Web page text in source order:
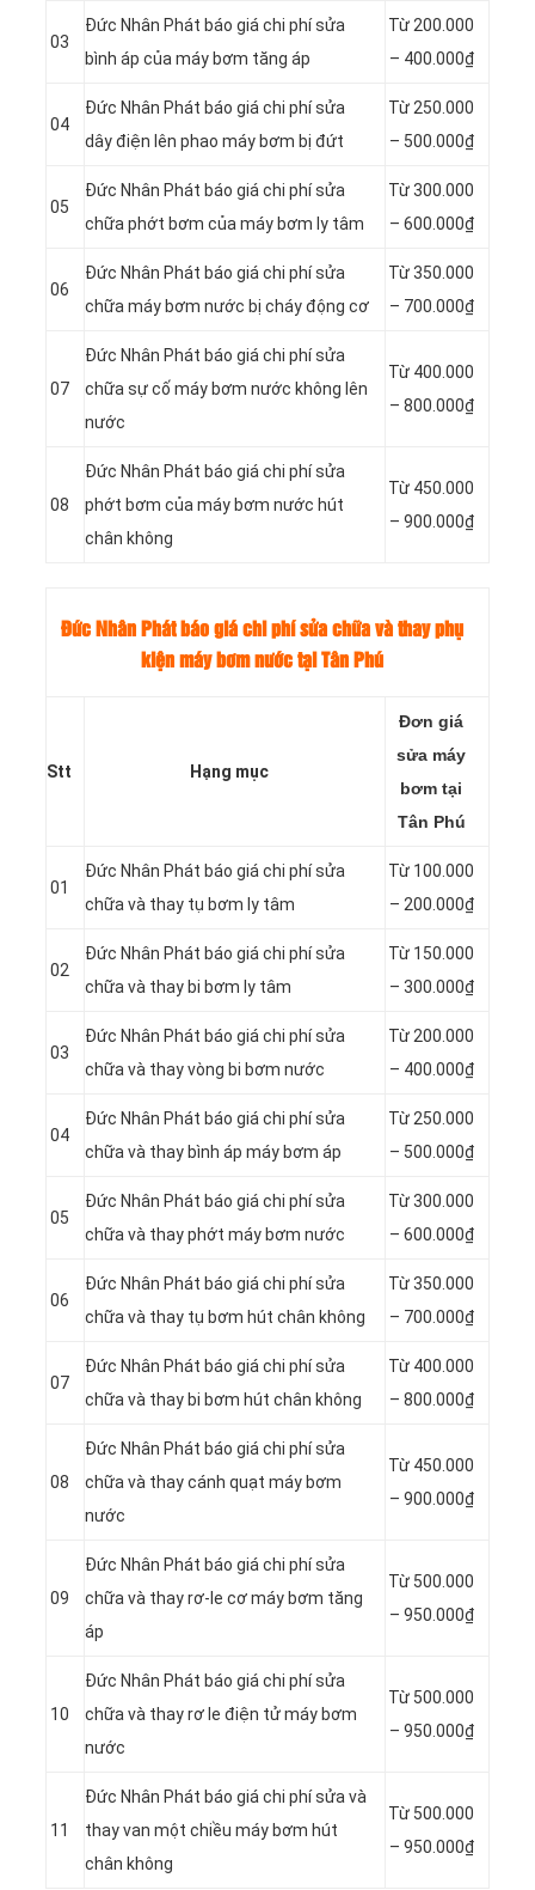
03
Đức Nhân Phát báo giá chi phí sửa
bình áp của máy bơm tăng áp
Từ 200.000
– 400.000₫
04
Đức Nhân Phát báo giá chi phí sửa
dây điện lên phao máy bơm bị đứt
Từ 250.000
– 500.000₫
05
Đức Nhân Phát báo giá chi phí sửa
chữa phớt bơm của máy bơm ly tâm
Từ 300.000
– 600.000₫
06
Đức Nhân Phát báo giá chi phí sửa
chữa máy bơm nước bị cháy động cơ
Từ 350.000
– 700.000₫
07
Đức Nhân Phát báo giá chi phí sửa
chữa sự cố máy bơm nước không lên
nước
Từ 400.000
– 800.000₫
08
Đức Nhân Phát báo giá chi phí sửa
phớt bơm của máy bơm nước hút
chân không
Từ 450.000
– 900.000₫
Đức Nhân Phát báo giá chi phí sửa chữa và thay phụ
kiện máy bơm nước tại Tân Phú
Stt Hạng mục
Đơn giá
sửa máy
bơm tại
Tân Phú
01
Đức Nhân Phát báo giá chi phí sửa
chữa và thay tụ bơm ly tâm
Từ 100.000
– 200.000₫
02
Đức Nhân Phát báo giá chi phí sửa
chữa và thay bi bơm ly tâm
Từ 150.000
– 300.000₫
03
Đức Nhân Phát báo giá chi phí sửa
chữa và thay vòng bi bơm nước
Từ 200.000
– 400.000₫
04
Đức Nhân Phát báo giá chi phí sửa
chữa và thay bình áp máy bơm áp
Từ 250.000
– 500.000₫
05
Đức Nhân Phát báo giá chi phí sửa
chữa và thay phớt máy bơm nước
Từ 300.000
– 600.000₫
06
Đức Nhân Phát báo giá chi phí sửa
chữa và thay tụ bơm hút chân không
Từ 350.000
– 700.000₫
07
Đức Nhân Phát báo giá chi phí sửa
chữa và thay bi bơm hút chân không
Từ 400.000
– 800.000₫
08
Đức Nhân Phát báo giá chi phí sửa
chữa và thay cánh quạt máy bơm
nước
Từ 450.000
– 900.000₫
09
Đức Nhân Phát báo giá chi phí sửa
chữa và thay rơ-le cơ máy bơm tăng
áp
Từ 500.000
– 950.000₫
10
Đức Nhân Phát báo giá chi phí sửa
chữa và thay rơ le điện tử máy bơm
nước
Từ 500.000
– 950.000₫
11
Đức Nhân Phát báo giá chi phí sửa và
thay van một chiều máy bơm hút
chân không
Từ 500.000
– 950.000₫